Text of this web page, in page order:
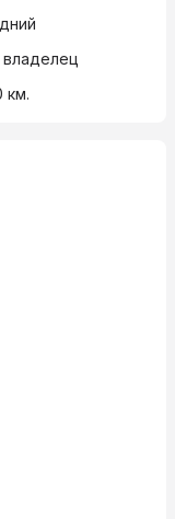
км.